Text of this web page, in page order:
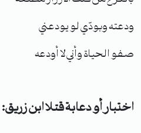
ودعته وبودّي لو يودعني
صفو الحياة وأني لا أودعه
اختبار أو دعابة قتلا ابن زريق: